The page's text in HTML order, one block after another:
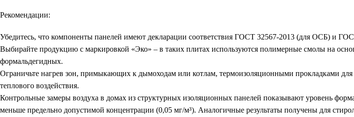
Рекомендации:
Убедитесь, что компоненты панелей имеют декларации соответствия ГОСТ 32567-2013 (для ОСБ) и
Выбирайте продукцию с маркировкой «Эко» – в таких плитах используются полимерные смолы на
формальдегидных.
Ограничьте нагрев зон, примыкающих к дымоходам или котлам, термоизоляционными прокладками
теплового воздействия.
Контрольные замеры воздуха в домах из структурных изоляционных панелей показывают уровень
меньше предельно допустимой концентрации (0,05 мг/м³). Аналогичные результаты получены для